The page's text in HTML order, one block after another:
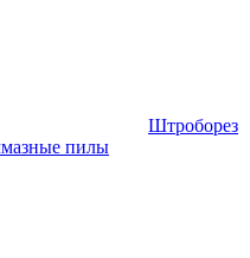
Штроборез
пилы